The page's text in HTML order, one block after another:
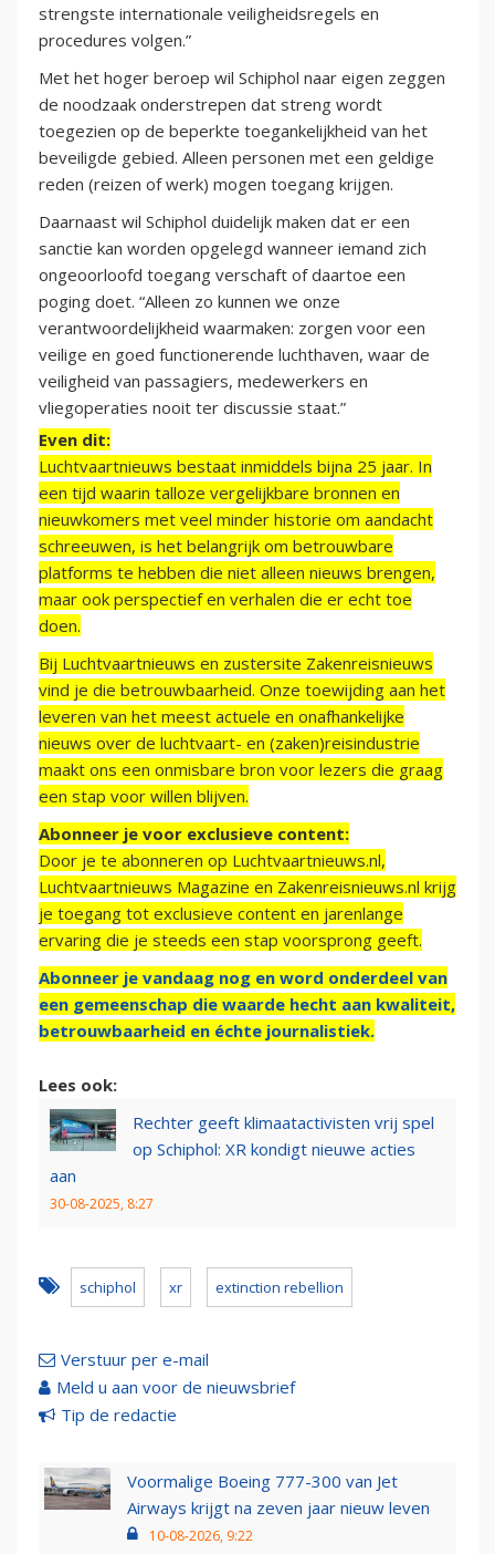
strengste internationale veiligheidsregels en
procedures volgen.”
Met het hoger beroep wil Schiphol naar eigen zeggen
de noodzaak onderstrepen dat streng wordt
toegezien op de beperkte toegankelijkheid van het
beveiligde gebied. Alleen personen met een geldige
reden (reizen of werk) mogen toegang krijgen.
Daarnaast wil Schiphol duidelijk maken dat er een
sanctie kan worden opgelegd wanneer iemand zich
ongeoorloofd toegang verschaft of daartoe een
poging doet. “Alleen zo kunnen we onze
verantwoordelijkheid waarmaken: zorgen voor een
veilige en goed functionerende luchthaven, waar de
veiligheid van passagiers, medewerkers en
vliegoperaties nooit ter discussie staat.”
Even dit:
Luchtvaartnieuws bestaat inmiddels bijna 25 jaar. In
een tijd waarin talloze vergelijkbare bronnen en
nieuwkomers met veel minder historie om aandacht
schreeuwen, is het belangrijk om betrouwbare
platforms te hebben die niet alleen nieuws brengen,
maar ook perspectief en verhalen die er echt toe
doen.
Bij Luchtvaartnieuws en zustersite Zakenreisnieuws
vind je die betrouwbaarheid. Onze toewijding aan het
leveren van het meest actuele en onafhankelijke
nieuws over de luchtvaart- en (zaken)reisindustrie
maakt ons een onmisbare bron voor lezers die graag
een stap voor willen blijven.
Abonneer je voor exclusieve content:
Door je te abonneren op Luchtvaartnieuws.nl,
Luchtvaartnieuws Magazine en Zakenreisnieuws.nl krijg
je toegang tot exclusieve content en jarenlange
ervaring die je steeds een stap voorsprong geeft.
Abonneer je vandaag nog en word onderdeel van
een gemeenschap die waarde hecht aan kwaliteit,
betrouwbaarheid en échte journalistiek.
Lees ook:
Rechter geeft klimaatactivisten vrij spel
op Schiphol: XR kondigt nieuwe acties
aan
30-08-2025, 8:27
schiphol xr extinction rebellion
Verstuur per e-mail
Meld u aan voor de nieuwsbrief
Tip de redactie
Voormalige Boeing 777-300 van Jet
Airways krijgt na zeven jaar nieuw leven
10-08-2026, 9:22